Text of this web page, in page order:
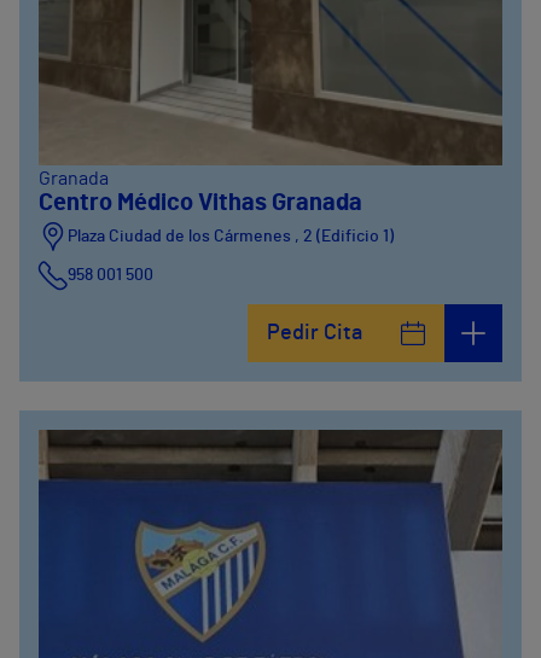
Granada
Centro Médico Vithas Granada
Plaza Ciudad de los Cármenes , 2 (Edificio 1)
958 001 500
Pedir Cita